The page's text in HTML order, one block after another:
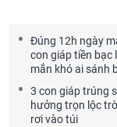
Đúng 12h ngày
con giáp tiền bạc
mắn khó ai sánh
3 con giáp trúng
hưởng trọn lộc
rơi vào túi